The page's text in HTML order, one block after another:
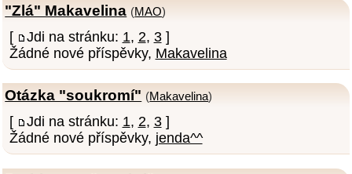
"Zlá" Makavelina (MAO)
[ Jdi na stránku: 1, 2, 3]
Žádné nové příspěvky, Makavelina
Otázka "soukromí" (Makavelina)
[ Jdi na stránku: 1, 2, 3]
Žádné nové příspěvky, jenda^^